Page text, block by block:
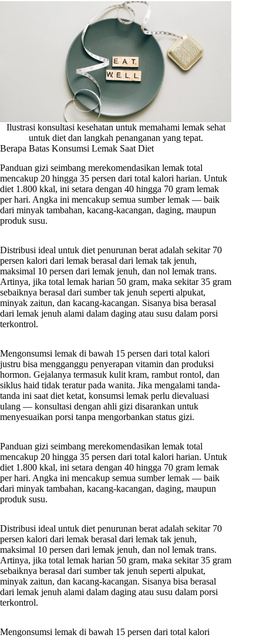
Ilustrasi konsultasi kesehatan untuk memahami lemak sehat
untuk diet dan langkah penanganan yang tepat.
Berapa Batas Konsumsi Lemak Saat Diet
Panduan gizi seimbang merekomendasikan lemak total
mencakup 20 hingga 35 persen dari total kalori harian. Untuk
diet 1.800 kkal, ini setara dengan 40 hingga 70 gram lemak
per hari. Angka ini mencakup semua sumber lemak — baik
dari minyak tambahan, kacang-kacangan, daging, maupun
produk susu.
Distribusi ideal untuk diet penurunan berat adalah sekitar 70
persen kalori dari lemak berasal dari lemak tak jenuh,
maksimal 10 persen dari lemak jenuh, dan nol lemak trans.
Artinya, jika total lemak harian 50 gram, maka sekitar 35 gram
sebaiknya berasal dari sumber tak jenuh seperti alpukat,
minyak zaitun, dan kacang-kacangan. Sisanya bisa berasal
dari lemak jenuh alami dalam daging atau susu dalam porsi
terkontrol.
Mengonsumsi lemak di bawah 15 persen dari total kalori
justru bisa mengganggu penyerapan vitamin dan produksi
hormon. Gejalanya termasuk kulit kram, rambut rontol, dan
siklus haid tidak teratur pada wanita. Jika mengalami tanda-
tanda ini saat diet ketat, konsumsi lemak perlu dievaluasi
ulang — konsultasi dengan ahli gizi disarankan untuk
menyesuaikan porsi tanpa mengorbankan status gizi.
Panduan gizi seimbang merekomendasikan lemak total
mencakup 20 hingga 35 persen dari total kalori harian. Untuk
diet 1.800 kkal, ini setara dengan 40 hingga 70 gram lemak
per hari. Angka ini mencakup semua sumber lemak — baik
dari minyak tambahan, kacang-kacangan, daging, maupun
produk susu.
Distribusi ideal untuk diet penurunan berat adalah sekitar 70
persen kalori dari lemak berasal dari lemak tak jenuh,
maksimal 10 persen dari lemak jenuh, dan nol lemak trans.
Artinya, jika total lemak harian 50 gram, maka sekitar 35 gram
sebaiknya berasal dari sumber tak jenuh seperti alpukat,
minyak zaitun, dan kacang-kacangan. Sisanya bisa berasal
dari lemak jenuh alami dalam daging atau susu dalam porsi
terkontrol.
Mengonsumsi lemak di bawah 15 persen dari total kalori